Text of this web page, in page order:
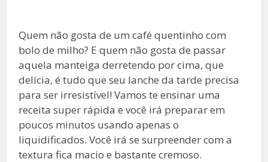
Quem não gosta de um café quentinho com
bolo de milho? E quem não gosta de passar
aquela manteiga derretendo por cima, que
delícia, é tudo que seu lanche da tarde precisa
para ser irresistível! Vamos te ensinar uma
receita super rápida e você irá preparar em
poucos minutos usando apenas o
liquidificados. Você irá se surpreender com a
textura fica macio e bastante cremoso.